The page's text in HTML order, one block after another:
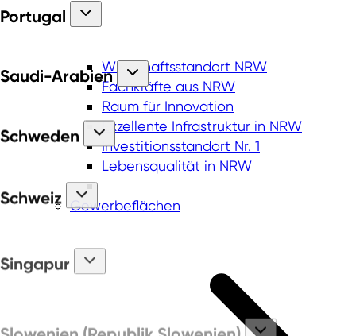
Wirtschaftsstandort NRW
Fachkräfte aus NRW
Raum für Innovation
Exzellente Infrastruktur in NRW
Investitionsstandort Nr. 1
Lebensqualität in NRW
Gewerbeflächen
Portugal
Saudi-Arabien
Schweden
Schweiz
Singapur
Slowenien (Republik Slowenien)